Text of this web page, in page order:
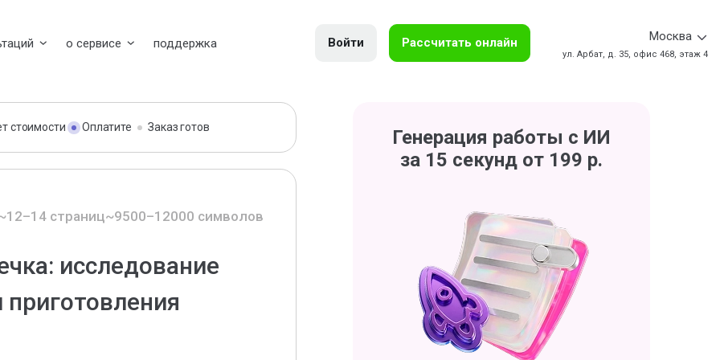
о сервисе поддержка Войти Рассчитать онлайн Москва
ул. Арбат, д. 35, офис 468, этаж 4
стоимости Оплатите Заказ готов
страниц~9500–12000 символов
исследование
приготовления
Генерация работы с ИИ
за 15 секунд от 199 р.